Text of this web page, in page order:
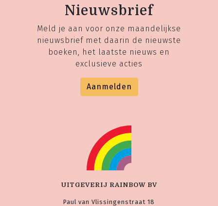
Nieuwsbrief
Meld je aan voor onze maandelijkse
nieuwsbrief met daarin de nieuwste
boeken, het laatste nieuws en
exclusieve acties
Aanmelden
UITGEVERIJ RAINBOW BV
Paul van Vlissingenstraat 18